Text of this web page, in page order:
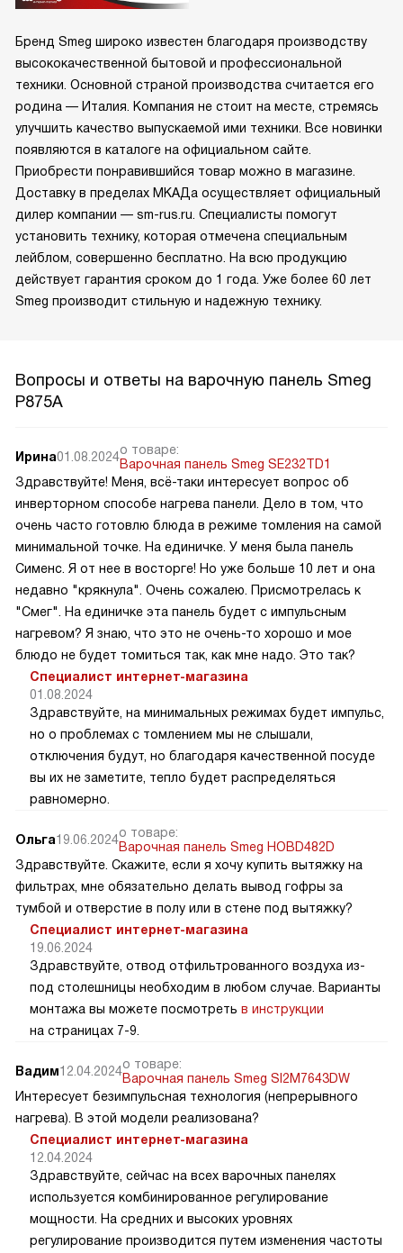
Бренд Smeg широко известен благодаря производству
высококачественной бытовой и профессиональной
техники. Основной страной производства считается его
родина — Италия. Компания не стоит на месте, стремясь
улучшить качество выпускаемой ими техники. Все новинки
появляются в каталоге на официальном сайте.
Приобрести понравившийся товар можно в магазине.
Доставку в пределах МКАДа осуществляет официальный
дилер компании — sm-rus.ru. Специалисты помогут
установить технику, которая отмечена специальным
лейблом, совершенно бесплатно. На всю продукцию
действует гарантия сроком до 1 года. Уже более 60 лет
Smeg производит стильную и надежную технику.
Вопросы и ответы на варочную панель Smeg
P875A
Ирина01.08.2024о товаре:
Варочная панель Smeg SE232TD1
Здравствуйте! Меня, всё-таки интересует вопрос об
инверторном способе нагрева панели. Дело в том, что
очень часто готовлю блюда в режиме томления на самой
минимальной точке. На единичке. У меня была панель
Сименс. Я от нее в восторге! Но уже больше 10 лет и она
недавно "крякнула". Очень сожалею. Присмотрелась к
"Смег". На единичке эта панель будет с импульсным
нагревом? Я знаю, что это не очень-то хорошо и мое
блюдо не будет томиться так, как мне надо. Это так?
Специалист интернет-магазина
01.08.2024
Здравствуйте, на минимальных режимах будет импульс,
но о проблемах с томлением мы не слышали,
отключения будут, но благодаря качественной посуде
вы их не заметите, тепло будет распределяться
равномерно.
Ольга19.06.2024о товаре:
Варочная панель Smeg HOBD482D
Здравствуйте. Скажите, если я хочу купить вытяжку на
фильтрах, мне обязательно делать вывод гофры за
тумбой и отверстие в полу или в стене под вытяжку?
Специалист интернет-магазина
19.06.2024
Здравствуйте, отвод отфильтрованного воздуха из-
под столешницы необходим в любом случае. Варианты
монтажа вы можете посмотреть в инструкции
на страницах 7-9.
Вадим12.04.2024о товаре:
Варочная панель Smeg SI2M7643DW
Интересует безимпульсная технология (непрерывного
нагрева). В этой модели реализована?
Специалист интернет-магазина
12.04.2024
Здравствуйте, сейчас на всех варочных панелях
используется комбинированное регулирование
мощности. На средних и высоких уровнях
регулирование производится путем изменения частоты